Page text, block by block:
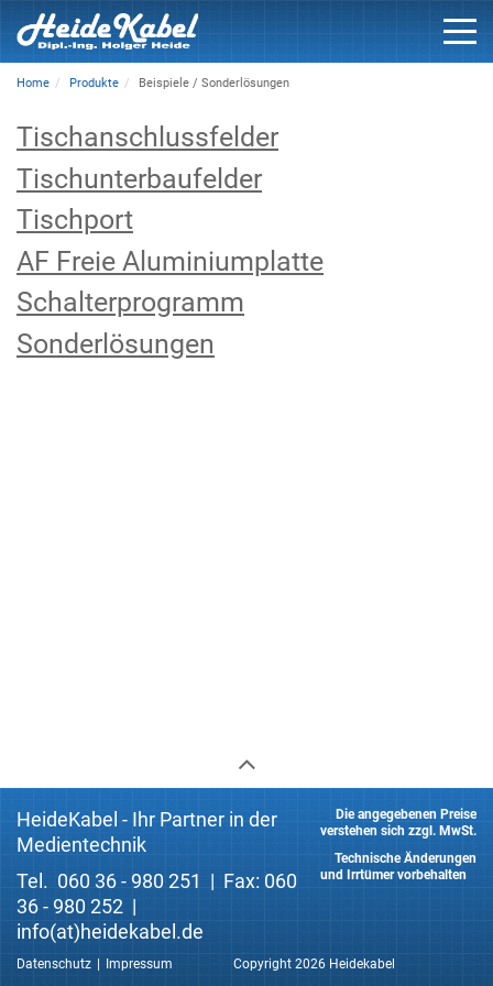
Home Produkte Beispiele / Sonderlösungen
Tischanschlussfelder
Tischunterbaufelder
Tischport
AF Freie Aluminiumplatte
Schalterprogramm
Sonderlösungen
HeideKabel - Ihr Partner in der
Medientechnik
Tel. 060 36 - 980 251 | Fax: 060
36 - 980 252 |
info(at)heidekabel.de
Die angegebenen Preise
verstehen sich zzgl. MwSt.
Technische Änderungen
und Irrtümer vorbehalten
Datenschutz Impressum Copyright 2026 Heidekabel